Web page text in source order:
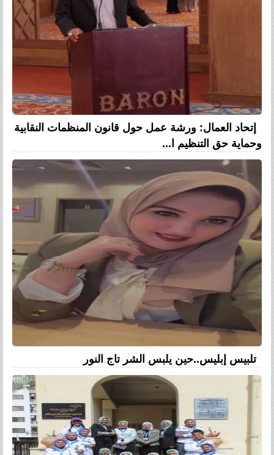
إتحاد العمال: ورشة عمل حول قانون المنظمات النقابية
وحماية حق التنظيم ا...
تلبيس إبليس..حين يلبس الشر تاج النور